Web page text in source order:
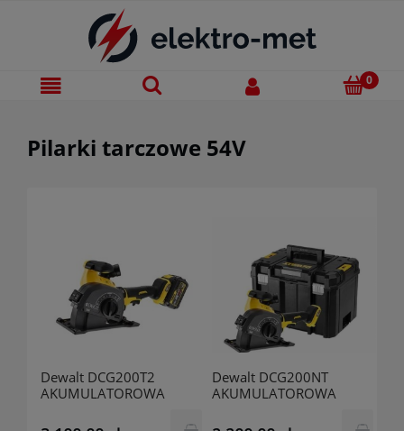
Pilarki tarczowe 54V
Dewalt DCG200T2
AKUMULATOROWA
FLEXVOLT 125MM
Dewalt DCG200NT
AKUMULATOROWA
FLEXVOLT 125MM 0*AH